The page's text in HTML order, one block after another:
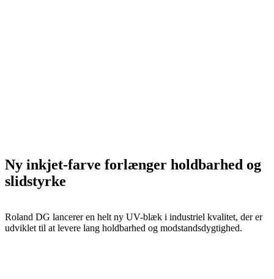
Ny inkjet-farve forlænger holdbarhed og
slidstyrke
Roland DG lancerer en helt ny UV-blæk i industriel kvalitet, der er
udviklet til at levere lang holdbarhed og modstandsdygtighed.